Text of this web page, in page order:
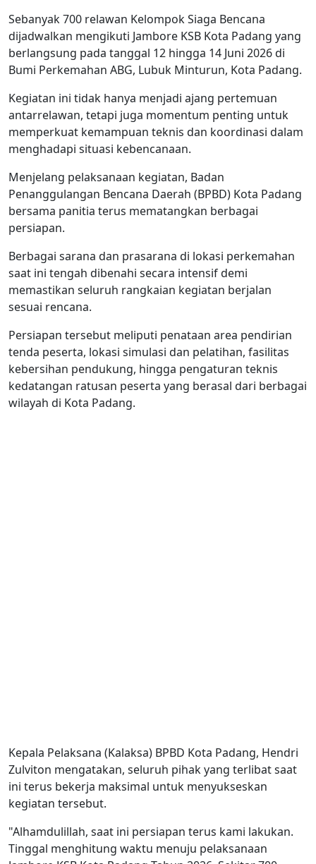
Sebanyak 700 relawan Kelompok Siaga Bencana
dijadwalkan mengikuti Jambore KSB Kota Padang yang
berlangsung pada tanggal 12 hingga 14 Juni 2026 di
Bumi Perkemahan ABG, Lubuk Minturun, Kota Padang.
Kegiatan ini tidak hanya menjadi ajang pertemuan
antarrelawan, tetapi juga momentum penting untuk
memperkuat kemampuan teknis dan koordinasi dalam
menghadapi situasi kebencanaan.
Menjelang pelaksanaan kegiatan, Badan
Penanggulangan Bencana Daerah (BPBD) Kota Padang
bersama panitia terus mematangkan berbagai
persiapan.
Berbagai sarana dan prasarana di lokasi perkemahan
saat ini tengah dibenahi secara intensif demi
memastikan seluruh rangkaian kegiatan berjalan
sesuai rencana.
Persiapan tersebut meliputi penataan area pendirian
tenda peserta, lokasi simulasi dan pelatihan, fasilitas
kebersihan pendukung, hingga pengaturan teknis
kedatangan ratusan peserta yang berasal dari berbagai
wilayah di Kota Padang.
Kepala Pelaksana (Kalaksa) BPBD Kota Padang, Hendri
Zulviton mengatakan, seluruh pihak yang terlibat saat
ini terus bekerja maksimal untuk menyukseskan
kegiatan tersebut.
"Alhamdulillah, saat ini persiapan terus kami lakukan.
Tinggal menghitung waktu menuju pelaksanaan